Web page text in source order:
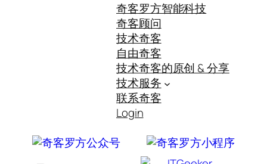
奇客罗方智能科技
奇客顾问
技术奇客
自由奇客
技术奇客的原创 & 分享
技术服务
联系奇客
Login